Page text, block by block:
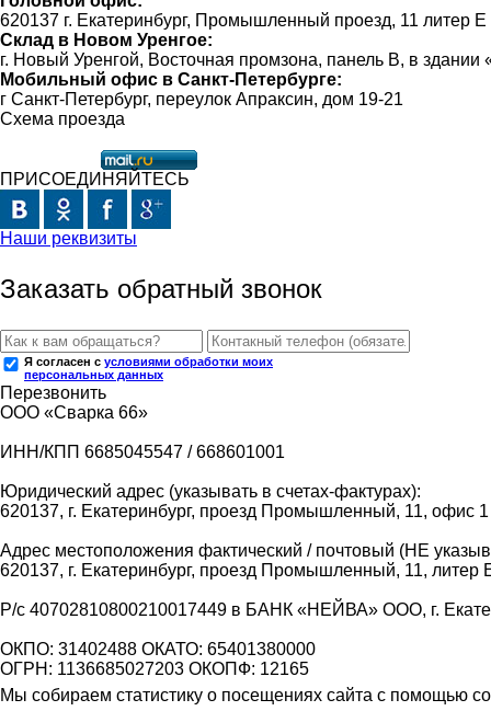
620137 г. Екатеринбург, Промышленный проезд, 11 литер Е
Склад в Новом Уренгое:
г. Новый Уренгой, Восточная промзона, панель В, в
Мобильный офис в Санкт-Петербурге:
г Санкт-Петербург, переулок Апраксин, дом 19-21
Схема проезда
ПРИСОЕДИНЯЙТЕСЬ
Наши реквизиты
Заказать обратный звонок
Я согласен с условиями обработки моих
персональных данных
Перезвонить
ООО «Сварка 66»
ИНН/КПП 6685045547 / 668601001
Юридический адрес (указывать в счетах-фактурах):
620137, г. Екатеринбург, проезд Промышленный, 11, офис 1
Адрес местоположения фактический / почтовый (НЕ
620137, г. Екатеринбург, проезд Промышленный, 11, литер
Р/с 40702810800210017449 в БАНК «НЕЙВА» ООО, г.
ОКПО: 31402488 ОКАТО: 65401380000
ОГРН: 1136685027203 ОКОПФ: 12165
Мы собираем статистику о посещениях сайта с помощью